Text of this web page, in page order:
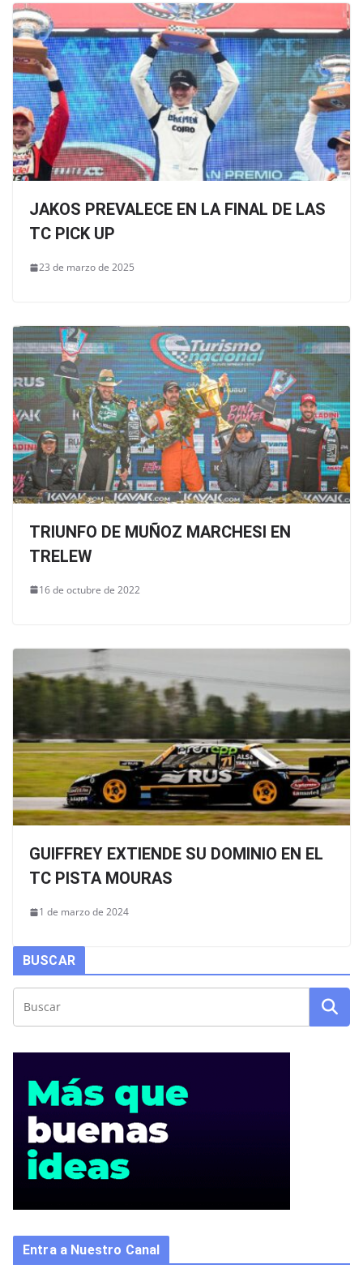
JAKOS PREVALECE EN LA FINAL DE LAS
TC PICK UP
23 de marzo de 2025
TRIUNFO DE MUÑOZ MARCHESI EN
TRELEW
16 de octubre de 2022
GUIFFREY EXTIENDE SU DOMINIO EN EL
TC PISTA MOURAS
1 de marzo de 2024
BUSCAR
Entra a Nuestro Canal